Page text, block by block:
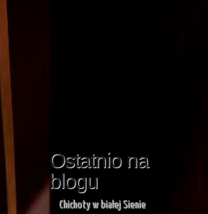
Ostatnio na
blogu
Chichoty w białej Sienie